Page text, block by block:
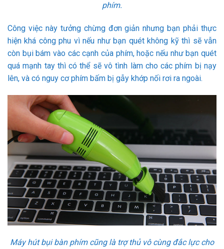
phím.
Công việc này tưởng chừng đơn giản nhưng bạn phải thực
hiện khá công phu vì nếu như bạn quét không kỹ thì sẽ vẫn
còn bụi bám vào các cạnh của phím, hoặc nếu như bạn quét
quá mạnh tay thì có thể sẽ vô tình làm cho các phím bị nạy
lên, và có nguy cơ phím bấm bị gẫy khớp nối rơi ra ngoài.
Máy hút bụi bàn phím cũng là trợ thủ vô cùng đắc lực cho